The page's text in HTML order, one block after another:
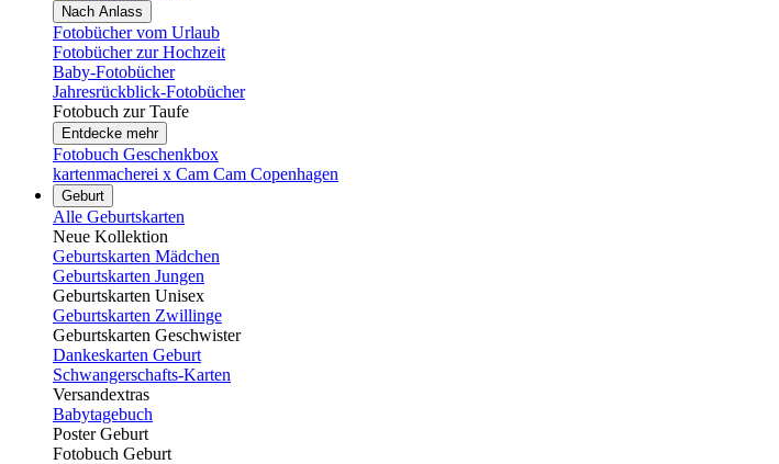
Nach Anlass
Fotobücher vom Urlaub
Fotobücher zur Hochzeit
Baby-Fotobücher
Jahresrückblick-Fotobücher
Fotobuch zur Taufe
Entdecke mehr
Fotobuch Geschenkbox
kartenmacherei x Cam Cam Copenhagen
Geburt
Alle Geburtskarten
Neue Kollektion
Geburtskarten Mädchen
Geburtskarten Jungen
Geburtskarten Unisex
Geburtskarten Zwillinge
Geburtskarten Geschwister
Dankeskarten Geburt
Schwangerschafts-Karten
Versandextras
Babytagebuch
Poster Geburt
Fotobuch Geburt